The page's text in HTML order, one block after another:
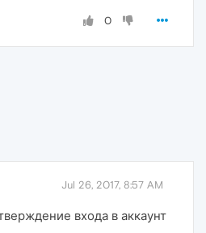
0
Jul 26, 2017, 8:57 AM
входа в аккаунт